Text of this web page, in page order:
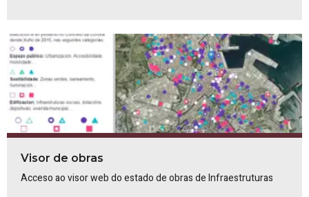
Visor de obras
Acceso ao visor web do estado de obras de Infraestruturas